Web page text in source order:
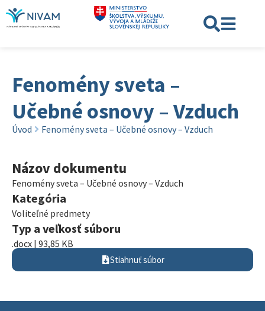
Fenomény sveta –
Učebné osnovy – Vzduch
Úvod Fenomény sveta – Učebné osnovy – Vzduch
Názov dokumentu
Fenomény sveta – Učebné osnovy – Vzduch
Kategória
Voliteľné predmety
Typ a veľkosť súboru
.docx | 93,85 KB
Stiahnuť súbor